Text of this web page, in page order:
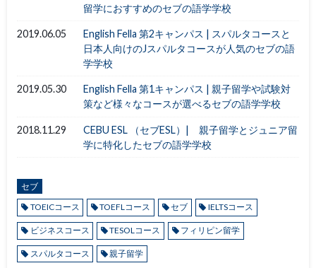
留学におすすめのセブの語学学校
2019.06.05
English Fella 第2キャンパス | スパルタコースと
日本人向けのJスパルタコースが人気のセブの語
学学校
2019.05.30
English Fella 第1キャンパス | 親子留学や試験対
策など様々なコースが選べるセブの語学学校
2018.11.29
CEBU ESL （セブESL）| 親子留学とジュニア留
学に特化したセブの語学学校
セブ
TOEICコース
TOEFLコース セブ IELTSコース
ビジネスコース TESOLコース フィリピン留学
スパルタコース 親子留学